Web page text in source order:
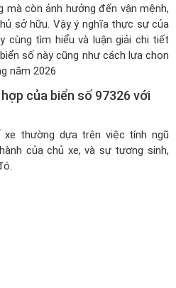
còn ảnh hưởng đến vận mệnh,
sở hữu. Vậy ý nghĩa thực sự của
cùng tìm hiểu và luận giải chi tiết
số này cũng như cách lựa chọn
năm 2026
của biển số 97326 với
xe thường dựa trên việc tính ngũ
của chủ xe, và sự tương sinh,